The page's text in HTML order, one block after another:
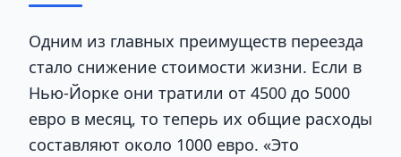
Одним из главных преимуществ переезда
стало снижение стоимости жизни. Если в
Нью-Йорке они тратили от 4500 до 5000
евро в месяц, то теперь их общие расходы
составляют около 1000 евро. «Это